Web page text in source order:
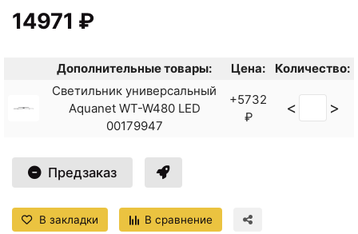
14971 ₽
Дополнительные товары: Цена:
Количество:
Светильник универсальный
Aquanet WT-W480 LED
00179947
+5732
₽
< >
Предзаказ
В закладки В сравнение